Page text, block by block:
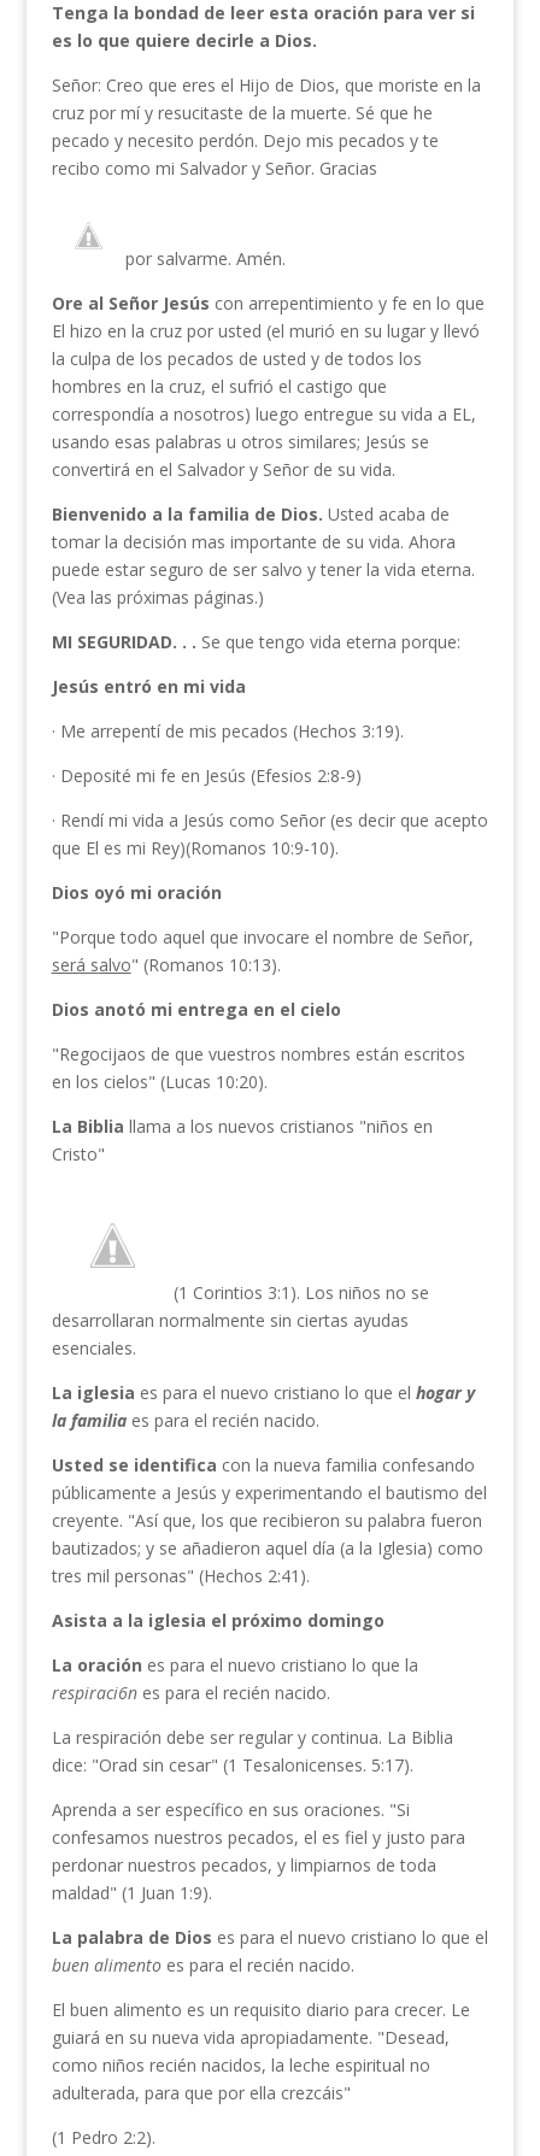
Tenga la bondad de leer esta oración para ver si
es lo que quiere decirle a Dios.
Señor: Creo que eres el Hijo de Dios, que moriste en la
cruz por mí y resucitaste de la muerte. Sé que he
pecado y necesito perdón. Dejo mis pecados y te
recibo como mi Salvador y Señor. Gracias
por salvarme. Amén.
Ore al Señor Jesús con arrepentimiento y fe en lo que
El hizo en la cruz por usted (el murió en su lugar y llevó
la culpa de los pecados de usted y de todos los
hombres en la cruz, el sufrió el castigo que
correspondía a nosotros) luego entregue su vida a EL,
usando esas palabras u otros similares; Jesús se
convertirá en el Salvador y Señor de su vida.
Bienvenido a la familia de Dios. Usted acaba de
tomar la decisión mas importante de su vida. Ahora
puede estar seguro de ser salvo y tener la vida eterna.
(Vea las próximas páginas.)
MI SEGURIDAD. . . Se que tengo vida eterna porque:
Jesús entró en mi vida
· Me arrepentí de mis pecados (Hechos 3:19).
· Deposité mi fe en Jesús (Efesios 2:8-9)
· Rendí mi vida a Jesús como Señor (es decir que acepto
que El es mi Rey)(Romanos 10:9-10).
Dios oyó mi oración
"Porque todo aquel que invocare el nombre de Señor,
será salvo" (Romanos 10:13).
Dios anotó mi entrega en el cielo
"Regocijaos de que vuestros nombres están escritos
en los cielos" (Lucas 10:20).
La Biblia llama a los nuevos cristianos "niños en
Cristo"
(1 Corintios 3:1). Los niños no se
desarrollaran normalmente sin ciertas ayudas
esenciales.
La iglesia es para el nuevo cristiano lo que el hogar y
la familia es para el recién nacido.
Usted se identifica con la nueva familia confesando
públicamente a Jesús y experimentando el bautismo del
creyente. "Así que, los que recibieron su palabra fueron
bautizados; y se añadieron aquel día (a la Iglesia) como
tres mil personas" (Hechos 2:41).
Asista a la iglesia el próximo domingo
La oración es para el nuevo cristiano lo que la
respiraci6n es para el recién nacido.
La respiración debe ser regular y continua. La Biblia
dice: "Orad sin cesar" (1 Tesalonicenses. 5:17).
Aprenda a ser específico en sus oraciones. "Si
confesamos nuestros pecados, el es fiel y justo para
perdonar nuestros pecados, y limpiarnos de toda
maldad" (1 Juan 1:9).
La palabra de Dios es para el nuevo cristiano lo que el
buen alimento es para el recién nacido.
El buen alimento es un requisito diario para crecer. Le
guiará en su nueva vida apropiadamente. "Desead,
como niños recién nacidos, la leche espiritual no
adulterada, para que por ella crezcáis"
(1 Pedro 2:2).